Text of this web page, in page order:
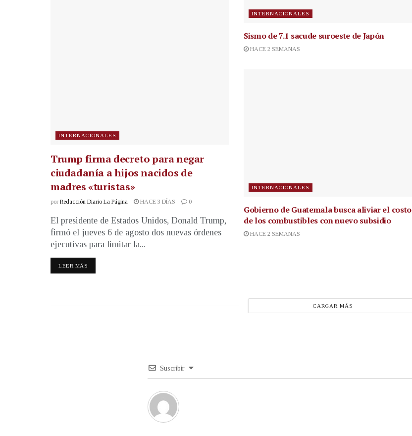
INTERNACIONALES
Trump firma decreto para negar
ciudadanía a hijos nacidos de
madres «turistas»
por Redacción Diario La Página HACE 3 DÍAS 0
El presidente de Estados Unidos, Donald Trump,
firmó el jueves 6 de agosto dos nuevas órdenes
ejecutivas para limitar la...
LEER MÁS
INTERNACIONALES
Sismo de 7.1 sacude suroeste de Japón
HACE 2 SEMANAS
INTERNACIONALES
Gobierno de Guatemala busca aliviar el costo
de los combustibles con nuevo subsidio
HACE 2 SEMANAS
CARGAR MÁS
Suscribir